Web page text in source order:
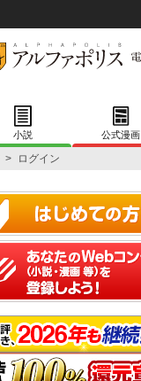
小説 公式漫画
> ログイン